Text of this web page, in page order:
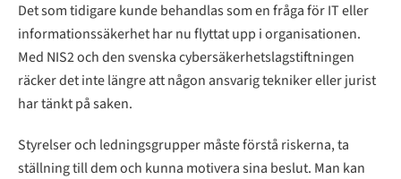
Det som tidigare kunde behandlas som en fråga för IT eller
informationssäkerhet har nu flyttat upp i organisationen.
Med NIS2 och den svenska cybersäkerhetslagstiftningen
räcker det inte längre att någon ansvarig tekniker eller jurist
har tänkt på saken.
Styrelser och ledningsgrupper måste förstå riskerna, ta
ställning till dem och kunna motivera sina beslut. Man kan